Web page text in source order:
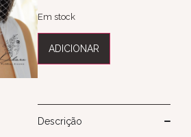
Em stock
ADICIONAR
Descrição